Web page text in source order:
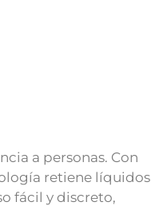
a personas. Con
retiene líquidos
fácil y discreto,